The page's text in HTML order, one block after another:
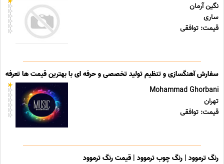
نگین آرمان
ساری
قیمت: توافقی
سفارش آهنگسازی و تنظیم تولید تخصصی و حرفه ای با بهترین قیمت ها تعرفه
Mohammad Ghorbani
تهران
قیمت: توافقی
رنگ ترموود | رنگ چوب ترموود | قیمت رنگ ترموود